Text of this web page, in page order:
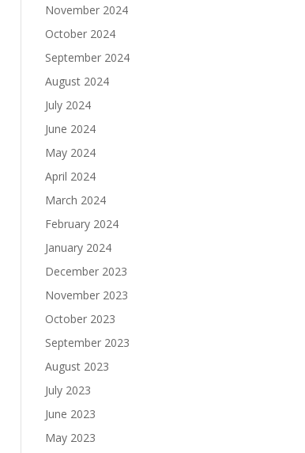
November 2024
October 2024
September 2024
August 2024
July 2024
June 2024
May 2024
April 2024
March 2024
February 2024
January 2024
December 2023
November 2023
October 2023
September 2023
August 2023
July 2023
June 2023
May 2023